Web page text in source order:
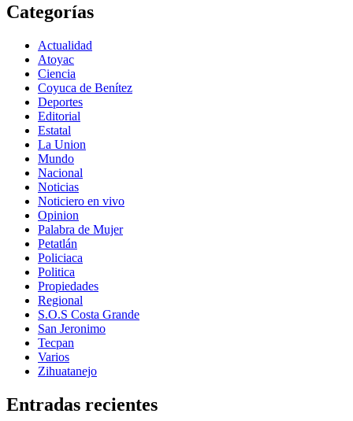
Categorías
Actualidad
Atoyac
Ciencia
Coyuca de Benítez
Deportes
Editorial
Estatal
La Union
Mundo
Nacional
Noticias
Noticiero en vivo
Opinion
Palabra de Mujer
Petatlán
Policiaca
Politica
Propiedades
Regional
S.O.S Costa Grande
San Jeronimo
Tecpan
Varios
Zihuatanejo
Entradas recientes